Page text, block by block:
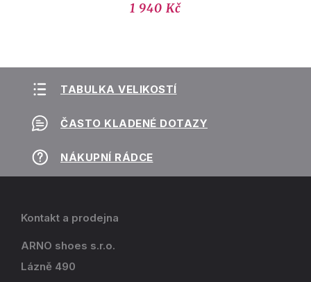
1 940 Kč
TABULKA VELIKOSTÍ
ČASTO KLADENÉ DOTAZY
NÁKUPNÍ RÁDCE
Kontakt a prodejna
ARNO shoes s.r.o.
Lázně 490